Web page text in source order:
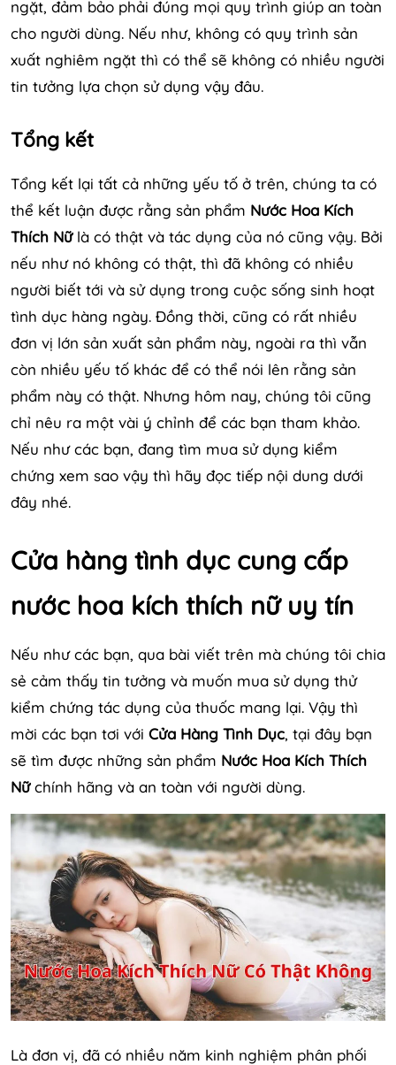
ngặt, đảm bảo phải đúng mọi quy trình giúp an toàn
cho người dùng. Nếu như, không có quy trình sản
xuất nghiêm ngặt thì có thể sẽ không có nhiều người
tin tưởng lựa chọn sử dụng vậy đâu.
Tổng kết
Tổng kết lại tất cả những yếu tố ở trên, chúng ta có
thể kết luận được rằng sản phẩm Nước Hoa Kích
Thích Nữlà có thật và tác dụng của nó cũng vậy. Bởi
nếu như nó không có thật, thì đã không có nhiều
người biết tới và sử dụng trong cuộc sống sinh hoạt
tình dục hàng ngày. Đồng thời, cũng có rất nhiều
đơn vị lớn sản xuất sản phẩm này, ngoài ra thì vẫn
còn nhiều yếu tố khác để có thể nói lên rằng sản
phẩm này có thật. Nhưng hôm nay, chúng tôi cũng
chỉ nêu ra một vài ý chỉnh để các bạn tham khảo.
Nếu như các bạn, đang tìm mua sử dụng kiểm
chứng xem sao vậy thì hãy đọc tiếp nội dung dưới
đây nhé.
Cửa hàng tình dục cung cấp
nước hoa kích thích nữ uy tín
Nếu như các bạn, qua bài viết trên mà chúng tôi chia
sẻ cảm thấy tin tưởng và muốn mua sử dụng thử
kiểm chứng tác dụng của thuốc mang lại. Vậy thì
mời các bạn tơi với Cửa Hàng Tình Dục, tại đây bạn
sẽ tìm được những sản phẩm Nước Hoa Kích Thích
Nữchính hãng và an toàn với người dùng.
Là đơn vị, đã có nhiều năm kinh nghiệm phân phối